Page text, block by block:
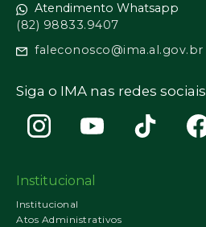
Atendimento Whatsapp
(82) 98833.9407
faleconosco@ima.al.gov.br
Siga o IMA nas redes sociais
Institucional
Institucional
Atos Administrativos